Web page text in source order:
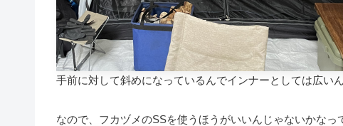
手前に対して斜めになっているんでインナーとしては広い
なので、フカヅメのSSを使うほうがいいんじゃないかなっ